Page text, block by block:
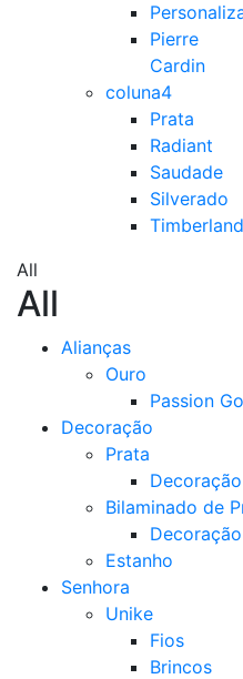
Pierre
Cardin
coluna4
Prata
Radiant
Saudade
Silverado
Timberland
All
All
Alianças
Ouro
Passion
Decoração
Prata
Decoração
Bilaminado de
Decoração
Estanho
Senhora
Unike
Fios
Brincos